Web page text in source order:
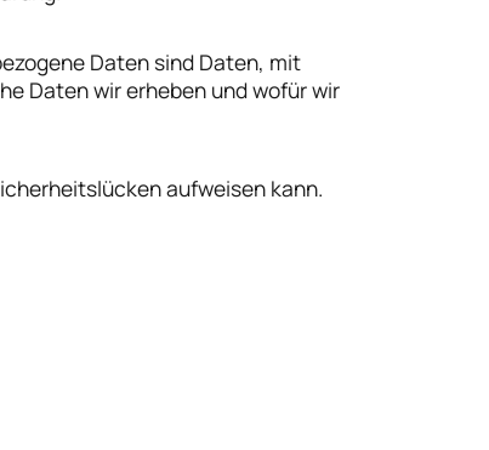
Daten sind Daten, mit
Daten wir erheben und wofür wir
aufweisen kann.